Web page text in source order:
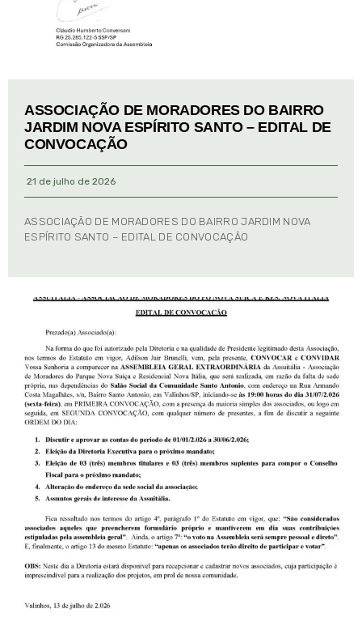
ASSOCIAÇÃO DE MORADORES DO BAIRRO
JARDIM NOVA ESPÍRITO SANTO – EDITAL DE
CONVOCAÇÃO
21 de julho de 2026
ASSOCIAÇÃO DE MORADORES DO BAIRRO JARDIM NOVA
ESPÍRITO SANTO – EDITAL DE CONVOCAÇÃO